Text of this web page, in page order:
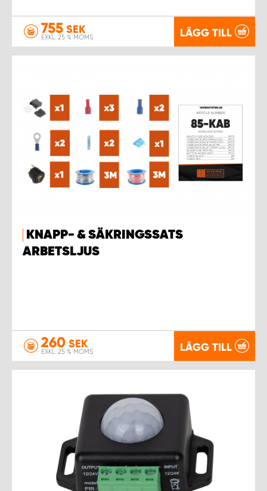
755 SEK
EXKL. 25 % MOMS LÄGG TILL
KNAPP- & SÄKRINGSSATS
ARBETSLJUS
260 SEK
EXKL. 25 % MOMS LÄGG TILL